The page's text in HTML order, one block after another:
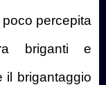
percepita
briganti e
il brigantaggio